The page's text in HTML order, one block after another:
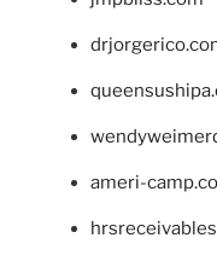
ameri-